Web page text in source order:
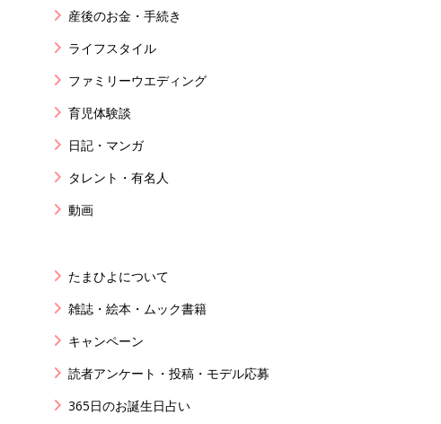
産後のお金・手続き
ライフスタイル
ファミリーウエディング
育児体験談
日記・マンガ
タレント・有名人
動画
たまひよについて
雑誌・絵本・ムック書籍
キャンペーン
読者アンケート・投稿・モデル応募
365日のお誕生日占い